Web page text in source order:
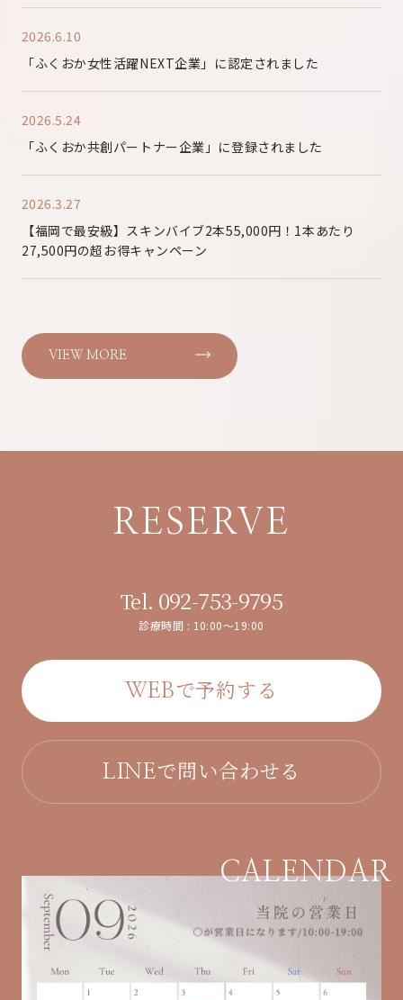
2026.6.10
「ふくおか女性活躍NEXT企業」に認定されました
2026.5.24
「ふくおか共創パートナー企業」に登録されました
2026.3.27
【福岡で最安級】スキンバイブ2本55,000円！1本あたり
27,500円の超お得キャンペーン
VIEW MORE
RESERVE
Tel. 092-753-9795
診療時間 : 10:00～19:00
WEBで予約する
LINEで問い合わせる
CALENDAR